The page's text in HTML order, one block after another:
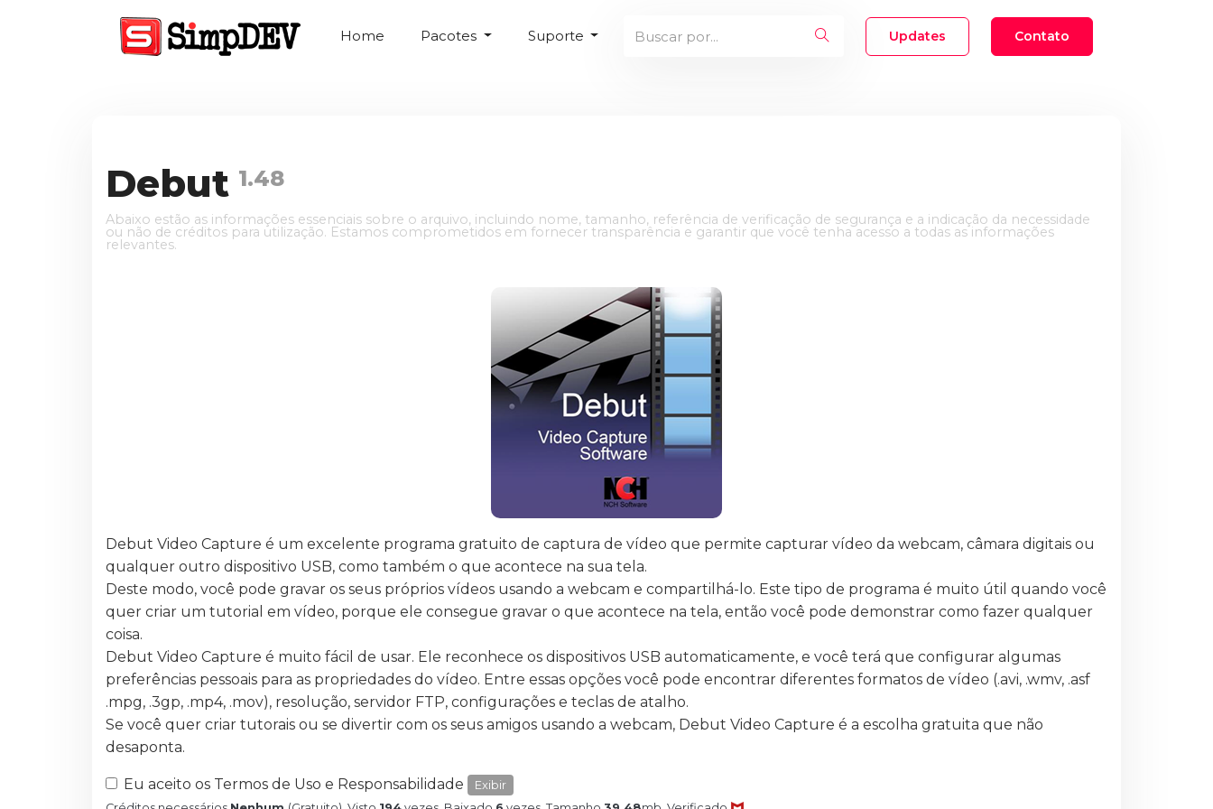
Home Pacotes Suporte Updates Contato
Debut 1.48
Abaixo estão as informações essenciais sobre o arquivo, incluindo nome, tamanho, referência de verificação de segurança e a indicação da necessidade
ou não de créditos para utilização. Estamos comprometidos em fornecer transparência e garantir que você tenha acesso a todas as informações
relevantes.
Debut Video Capture é um excelente programa gratuito de captura de vídeo que permite capturar vídeo da webcam, câmara digitais ou
qualquer outro dispositivo USB, como também o que acontece na sua tela.
Deste modo, você pode gravar os seus próprios vídeos usando a webcam e compartilhá-lo. Este tipo de programa é muito útil quando você
quer criar um tutorial em vídeo, porque ele consegue gravar o que acontece na tela, então você pode demonstrar como fazer qualquer
coisa.
Debut Video Capture é muito fácil de usar. Ele reconhece os dispositivos USB automaticamente, e você terá que configurar algumas
preferências pessoais para as propriedades do vídeo. Entre essas opções você pode encontrar diferentes formatos de vídeo (.avi, .wmv, .asf
.mpg, .3gp, .mp4, .mov), resolução, servidor FTP, configurações e teclas de atalho.
Se você quer criar tutorais ou se divertir com os seus amigos usando a webcam, Debut Video Capture é a escolha gratuita que não
desaponta.
Eu aceito os Termos de Uso e Responsabilidade
Exibir